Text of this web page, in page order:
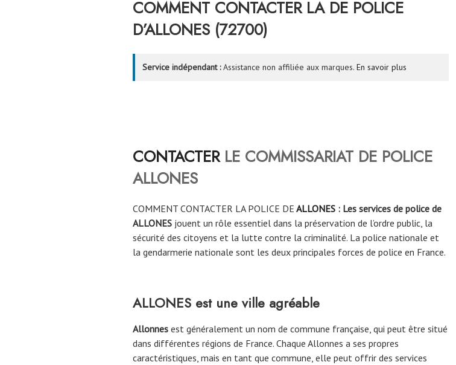
COMMENT CONTACTER LA DE POLICE
D’ALLONES (72700)
Service indépendant :Assistance non affiliée aux marques. En savoir plus
CONTACTERLE COMMISSARIAT DE POLICE
ALLONES
COMMENT CONTACTER LA POLICE DE ALLONES : Les services de police de
ALLONES jouent un rôle essentiel dans la préservation de l’ordre public, la
sécurité des citoyens et la lutte contre la criminalité. La police nationale et
la gendarmerie nationale sont les deux principales forces de police en France.
ALLONES est une ville agréable
Allonnes est généralement un nom de commune française, qui peut être situé
dans différentes régions de France. Chaque Allonnes a ses propres
caractéristiques, mais en tant que commune, elle peut offrir des services